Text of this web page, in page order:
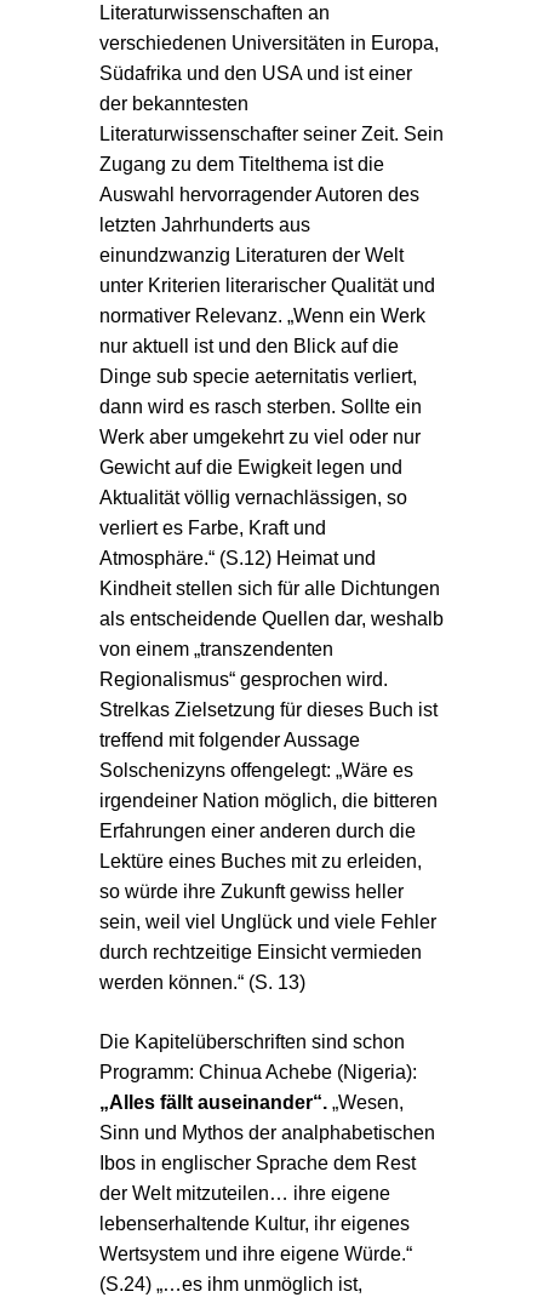
Literaturwissenschaften an
verschiedenen Universitäten in Europa,
Südafrika und den USA und ist einer
der bekanntesten
Literaturwissenschafter seiner Zeit. Sein
Zugang zu dem Titelthema ist die
Auswahl hervorragender Autoren des
letzten Jahrhunderts aus
einundzwanzig Literaturen der Welt
unter Kriterien literarischer Qualität und
normativer Relevanz. „Wenn ein Werk
nur aktuell ist und den Blick auf die
Dinge sub specie aeternitatis verliert,
dann wird es rasch sterben. Sollte ein
Werk aber umgekehrt zu viel oder nur
Gewicht auf die Ewigkeit legen und
Aktualität völlig vernachlässigen, so
verliert es Farbe, Kraft und
Atmosphäre.“ (S.12) Heimat und
Kindheit stellen sich für alle Dichtungen
als entscheidende Quellen dar, weshalb
von einem „transzendenten
Regionalismus“ gesprochen wird.
Strelkas Zielsetzung für dieses Buch ist
treffend mit folgender Aussage
Solschenizyns offengelegt: „Wäre es
irgendeiner Nation möglich, die bitteren
Erfahrungen einer anderen durch die
Lektüre eines Buches mit zu erleiden,
so würde ihre Zukunft gewiss heller
sein, weil viel Unglück und viele Fehler
durch rechtzeitige Einsicht vermieden
werden können.“ (S. 13)
Die Kapitelüberschriften sind schon
Programm: Chinua Achebe (Nigeria):
„Alles fällt auseinander“. „Wesen,
Sinn und Mythos der analphabetischen
Ibos in englischer Sprache dem Rest
der Welt mitzuteilen… ihre eigene
lebenserhaltende Kultur, ihr eigenes
Wertsystem und ihre eigene Würde.“
(S.24) „…es ihm unmöglich ist,